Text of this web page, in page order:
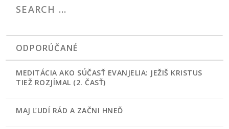
ODPORÚČANÉ
MEDITÁCIA AKO SÚČASŤ EVANJELIA: JEŽIŠ KRISTUS
TIEŽ ROZJÍMAL (2. ČASŤ)
MAJ ĽUDÍ RÁD A ZAČNI HNEĎ